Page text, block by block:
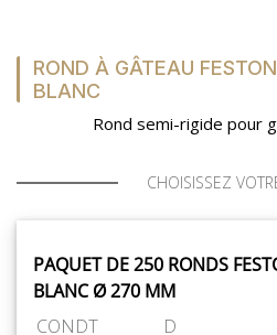
MA COMMANDE
SUR-MESURE
ROND À GÂTEAU
BLANC
Rond semi-rigide pour
CHOISISSEZ
PAQUET DE 250 RONDS
BLANC Ø 270 MM
CONDT
D